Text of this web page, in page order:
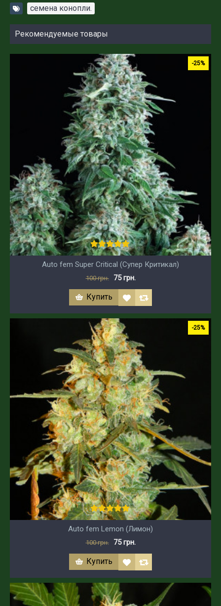
семена конопли.
Рекомендуемые товары
-25%
Auto fem Super Critical (Супер Критикал)
100 грн. 75 грн.
Купить
-25%
Auto fem Lemon (Лимон)
100 грн. 75 грн.
Купить